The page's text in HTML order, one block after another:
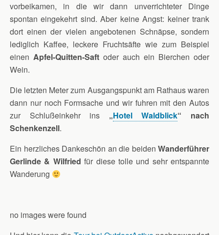
vorbeikamen, in die wir dann unverrichteter Dinge
spontan eingekehrt sind. Aber keine Angst: keiner trank
dort einen der vielen angebotenen Schnäpse, sondern
lediglich Kaffee, leckere Fruchtsäfte wie zum Beispiel
einen Apfel-Quitten-Saft oder auch ein Bierchen oder
Wein.
Die letzten Meter zum Ausgangspunkt am Rathaus waren
dann nur noch Formsache und wir fuhren mit den Autos
zur Schlußeinkehr ins „Hotel Waldblick“ nach
Schenkenzell.
Ein herzliches Dankeschön an die beiden Wanderführer
Gerlinde & Wilfried für diese tolle und sehr entspannte
Wanderung
no images were found